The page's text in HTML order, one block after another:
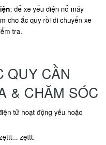
: để xe yếu điện nổ máy
cho ắc quy rồi di chuyển xe
tra.
QUY CẦN
& CHĂM SÓC
tử hoạt động yếu hoặc
zẹttt.